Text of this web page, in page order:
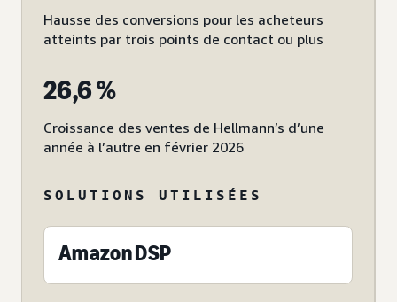
Hausse des conversions pour les acheteurs
atteints par trois points de contact ou plus
26,6 %
Croissance des ventes de Hellmann’s d’une
année à l’autre en février 2026
SOLUTIONS UTILISÉES
Amazon DSP